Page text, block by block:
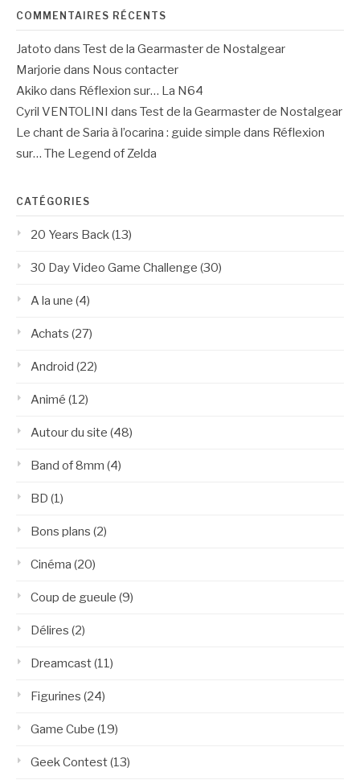
COMMENTAIRES RÉCENTS
Jatoto dans Test de la Gearmaster de Nostalgear
Marjorie dans Nous contacter
Akiko dans Réflexion sur… La N64
Cyril VENTOLINI dans Test de la Gearmaster de Nostalgear
Le chant de Saria à l’ocarina : guide simple dans Réflexion
sur… The Legend of Zelda
CATÉGORIES
20 Years Back(13)
30 Day Video Game Challenge (30)
A la une (4)
Achats (27)
Android (22)
Animé (12)
Autour du site (48)
Band of 8mm (4)
BD (1)
Bons plans (2)
Cinéma (20)
Coup de gueule (9)
Délires (2)
Dreamcast(11)
Figurines (24)
Game Cube (19)
Geek Contest(13)